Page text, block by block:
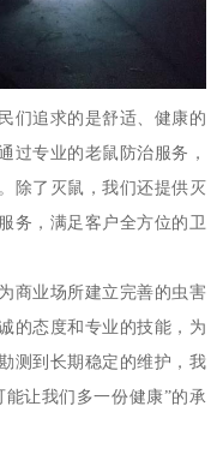
们追求的是舒适、健康的
过专业的老鼠防治服务，
除了灭鼠，我们还提供灭
务，满足客户全方位的卫
商业场所建立完善的虫害
的态度和专业的技能，为
测到长期稳定的维护，我
让我们多一份健康”的承